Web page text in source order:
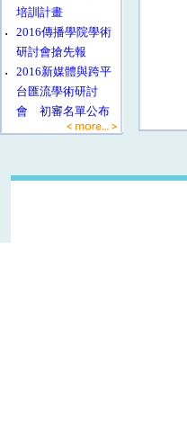
培訓計畫
‧
2016傳播學院學術
研討會搶先報
‧
2016新媒體與跨平
台匯流學術研討
會 初審名單公布